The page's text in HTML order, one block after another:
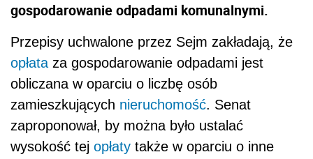
gospodarowanie odpadami komunalnymi.
Przepisy uchwalone przez Sejm zakładają, że
opłata za gospodarowanie odpadami jest
obliczana w oparciu o liczbę osób
zamieszkujących nieruchomość. Senat
zaproponował, by można było ustalać
wysokość tej opłaty także w oparciu o inne